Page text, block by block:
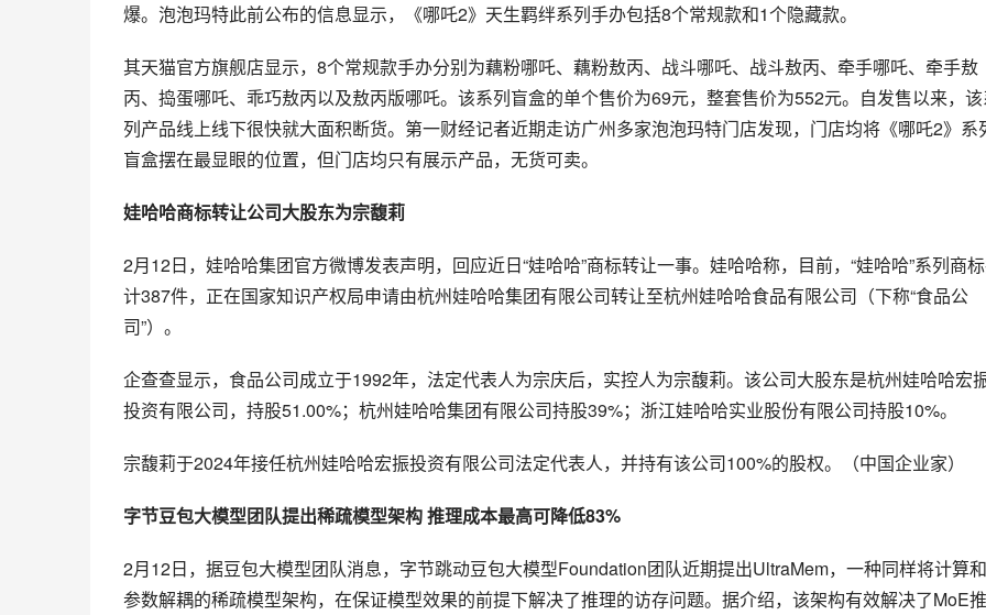
爆。泡泡玛特此前公布的信息显示，《哪吒2》天生羁绊系列手办包括8个常规款和1个隐藏款。
其天猫官方旗舰店显示，8个常规款手办分别为藕粉哪吒、藕粉敖丙、战斗哪吒、战斗敖丙、牵手哪吒、牵手敖
丙、捣蛋哪吒、乖巧敖丙以及敖丙版哪吒。该系列盲盒的单个售价为69元，整套售价为552元。自发售以来，
列产品线上线下很快就大面积断货。第一财经记者近期走访广州多家泡泡玛特门店发现，门店均将《哪吒2》系
盲盒摆在最显眼的位置，但门店均只有展示产品，无货可卖。
娃哈哈商标转让公司大股东为宗馥莉
2月12日，娃哈哈集团官方微博发表声明，回应近日“娃哈哈”商标转让一事。娃哈哈称，目前，“娃哈哈”系列商
计387件，正在国家知识产权局申请由杭州娃哈哈集团有限公司转让至杭州娃哈哈食品有限公司（下称“食品公
司”）。
企查查显示，食品公司成立于1992年，法定代表人为宗庆后，实控人为宗馥莉。该公司大股东是杭州娃哈哈宏
投资有限公司，持股51.00%；杭州娃哈哈集团有限公司持股39%；浙江娃哈哈实业股份有限公司持股10%。
宗馥莉于2024年接任杭州娃哈哈宏振投资有限公司法定代表人，并持有该公司100%的股权。（中国企业家）
字节豆包大模型团队提出稀疏模型架构 推理成本最高可降低83%
2月12日，据豆包大模型团队消息，字节跳动豆包大模型Foundation团队近期提出UltraMem，一种同样将计算和
参数解耦的稀疏模型架构，在保证模型效果的前提下解决了推理的访存问题。据介绍，该架构有效解决了MoE推